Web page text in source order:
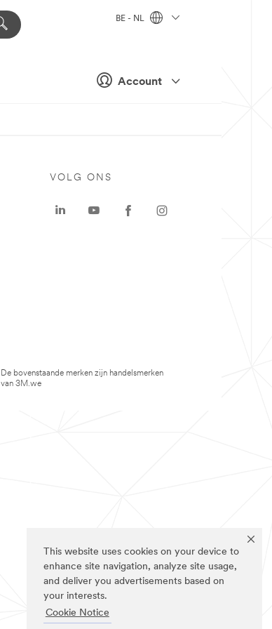
This website uses cookies on your device to
enhance site navigation, analyze site usage,
and deliver you advertisements based on
your interests.
Cookie Notice
Account
BE - NL
VOLG ONS
De bovenstaande merken zijn handelsmerken
van 3M.we